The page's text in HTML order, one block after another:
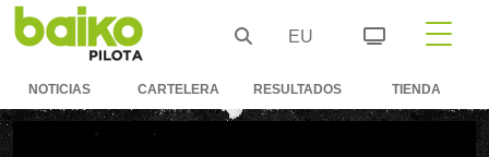
EU
NOTICIAS CARTELERA RESULTADOS TIENDA